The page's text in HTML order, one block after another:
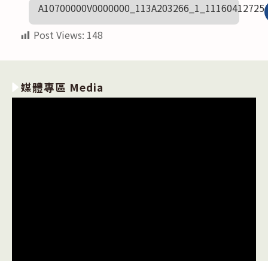
A10700000V0000000_113A203266_1_11160412725
Post Views: 148
媒體專區 Media